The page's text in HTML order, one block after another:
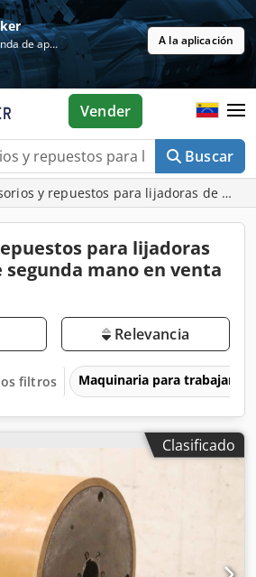
Gratis en la tienda de aplicaciones A la aplicación
Buscar
Vender
y repuestos para lijadoras de
para lijadoras
segunda mano en venta
Relevancia
filtros Maquinaria para trabajar la
Clasificado